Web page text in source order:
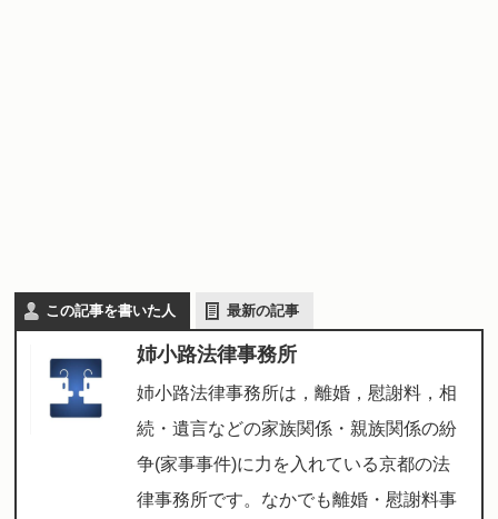
この記事を書いた人 最新の記事
姉小路法律事務所
姉小路法律事務所は，離婚，慰謝料，相
続・遺言などの家族関係・親族関係の紛
争(家事事件)に力を入れている京都の法
律事務所です。なかでも離婚・慰謝料事